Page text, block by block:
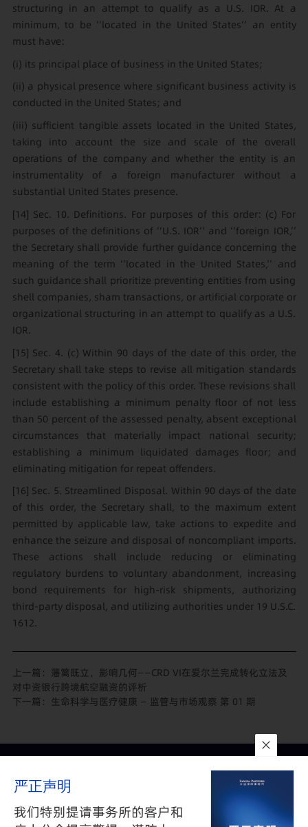
structuring in an attempt to qualify as a U.S. IOR. At a
minimum, to be ‘‘located in the United States’’ an entity
must have:
(i) its principal place of business in the United States;
(ii) a physical presence where significant business activity is
conducted in the United States; and
(iii) sufficient tangible assets located in the United States,
taking into account the size and scale of the overall
operations of the company and whether the entity is an
instrumentality of a foreign manufacturer without a
substantial United States presence.
[14] Sec. 10. Definitions. For purposes of this order: (c) For
purposes of the definitions of ‘‘U.S. IOR’’ and ‘‘foreign IOR,’’
the Secretary shall provide further guidance concerning the
meaning of the term ‘‘located in the United States,’’ and
such guidance shall prioritize preventing entities from using
shell companies, sham transactions, or artificial corporate or
organizational structuring in an attempt to qualify as a U.S.
IOR.
[15] Sec. 4. (c) Within 90 days of the date of this order, the
Secretary shall take steps to revise all mitigation standards
consistent with the policy of this order. These revisions shall
include establishing a minimum penalty floor of not less
than 50 percent of the assessed penalty, absent exceptional
circumstances that materially impact national security;
establishing a minimum liquidated damages floor; and
eliminating mitigation for repeat offenders.
[16] Sec. 5. Streamlined Disposal. Within 90 days of the date
of this order, the Secretary shall, to the maximum extent
permitted by applicable law, take actions to expedite and
enhance the seizure and disposal of noncompliant imports.
These actions shall include reducing or eliminating
regulatory burdens to voluntary abandonment, increasing
bond requirements for high-risk shipments, authorizing
third-party disposal, and utilizing authorities under 19 U.S.C.
1612.
上一篇： 藩篱既立，影响几何——CRD VI在爱尔兰完成转化立法及
对中资银行跨境航空融资的评析
下一篇： 生命科学与医疗健康 — 监管与市场观察 第 01 期
沪ICP备05009743号-1
沪公网安备 31010602002626号
©2025 FANGDA PARTNERS. ALL RIGHTS RESERVED 上海市方达
严正声明
我们特别提请事务所的客户和